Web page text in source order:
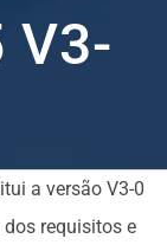
V3-
a versão V3-0
requisitos e